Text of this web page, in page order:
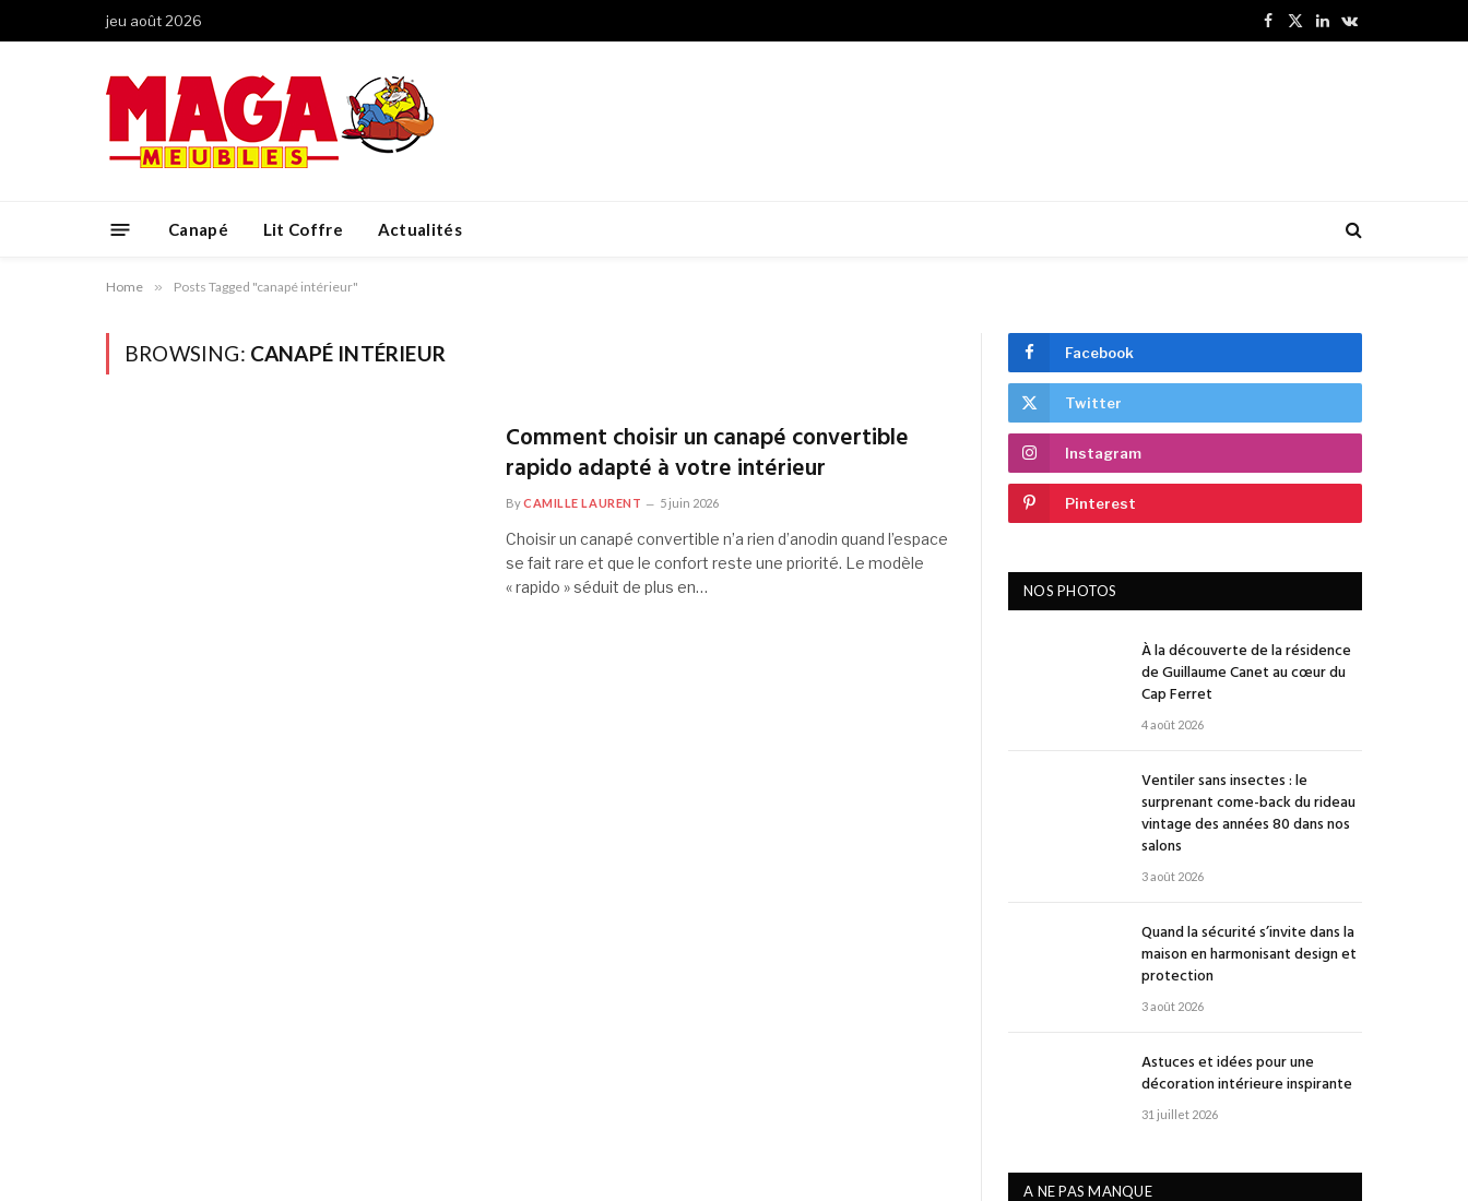
jeu août 2026
Facebook
X
LinkedInVKontakte
Canapé Lit Coffre Actualités
Home » Posts Tagged "canapé intérieur"
BROWSING: CANAPÉ INTÉRIEUR
Comment choisir un canapé convertible
rapido adapté à votre intérieur
ByCAMILLE LAURENT 5 juin 2026
Choisir un canapé convertible n’a rien d’anodin quand l’espace
se fait rare et que le confort reste une priorité. Le modèle
« rapido » séduit de plus en…
Facebook
Twitter
Instagram
Pinterest
NOS PHOTOS
À la découverte de la résidence
de Guillaume Canet au cœur du
Cap Ferret
4 août 2026
Ventiler sans insectes : le
surprenant come-back du rideau
vintage des années 80 dans nos
salons
3 août 2026
Quand la sécurité s’invite dans la
maison en harmonisant design et
protection
3 août 2026
Astuces et idées pour une
décoration intérieure inspirante
31 juillet 2026
A NE PAS MANQUE